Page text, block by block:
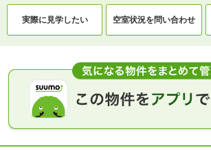
実際に見学したい 空室状況を問い合わせ